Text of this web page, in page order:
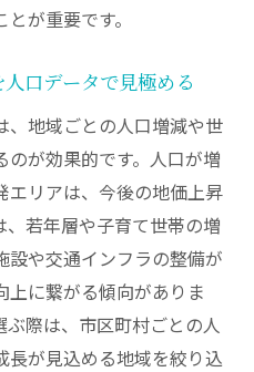
ない不動産投資の着眼
が重要です。
口データで見極める
、地域ごとの人口増減や世
が効果的です。人口が増
エリアは、今後の地価上昇
若年層や子育て世帯の増
や交通インフラの整備が
上に繋がる傾向がありま
際は、市区町村ごとの人
長が見込める地域を絞り込